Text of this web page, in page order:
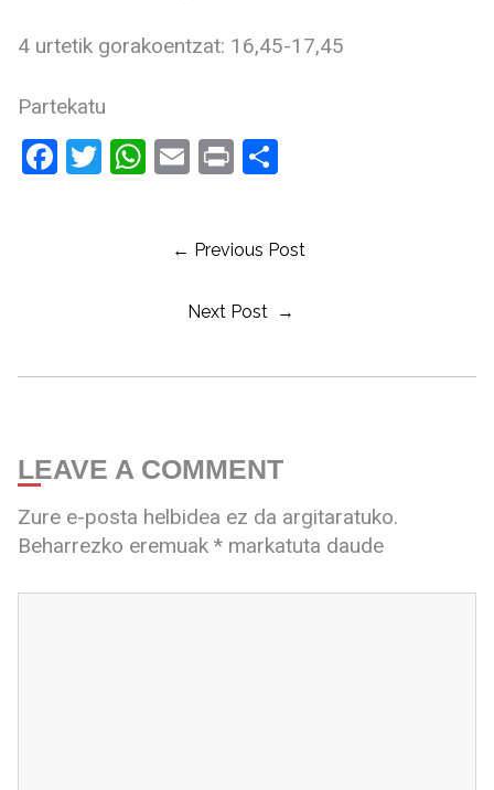
4 urtetik gorakoentzat: 16,45-17,45
Partekatu
Facebook
Twitter
WhatsApp
Email
PrintShare
← Previous Post
Next Post →
LEAVE A COMMENT
Zure e-posta helbidea ez da argitaratuko.
Beharrezko eremuak *markatuta daude